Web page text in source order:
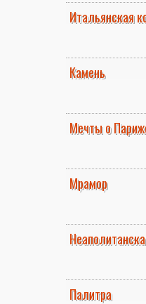
Итальянская
Камень
Мечты о
Мрамор
Палитра